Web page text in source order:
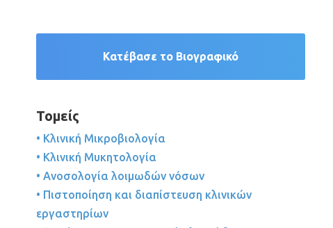
Κατέβασε το Βιογραφικό
Τομείς
• Κλινική Μικροβιολογία
• Κλινική Μυκητολογία
• Ανοσολογία λοιμωδών νόσων
• Πιστοποίηση και διαπίστευση κλινικών
εργαστηρίων